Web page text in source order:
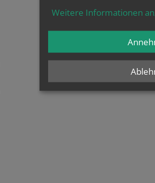
Weitere Informationen